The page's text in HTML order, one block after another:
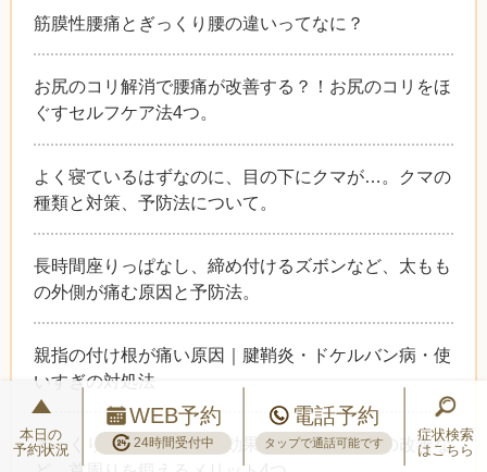
筋膜性腰痛とぎっくり腰の違いってなに？
お尻のコリ解消で腰痛が改善する？！お尻のコリをほ
ぐすセルフケア法4つ。
よく寝ているはずなのに、目の下にクマが…。クマの
種類と対策、予防法について。
長時間座りっぱなし、締め付けるズボンなど、太もも
の外側が痛む原因と予防法。
親指の付け根が痛い原因｜腱鞘炎・ドケルバン病・使
いすぎの対処法
ぎっくり首の予防、小顔効果、頭痛・肩こりの改善な
本日の
予約状況
WEB予約
24時間受付中
電話予約
タップで通話可能です
症状検索
はこちら